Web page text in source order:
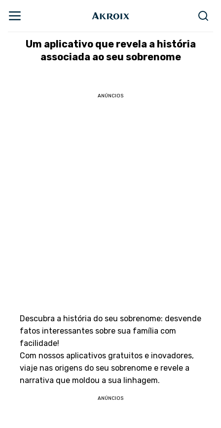
Um aplicativo que revela a história
associada ao seu sobrenome
ANÚNCIOS
Descubra a história do seu sobrenome: desvende
fatos interessantes sobre sua família com
facilidade!
Com nossos aplicativos gratuitos e inovadores,
viaje nas origens do seu sobrenome e revele a
narrativa que moldou a sua linhagem.
ANÚNCIOS